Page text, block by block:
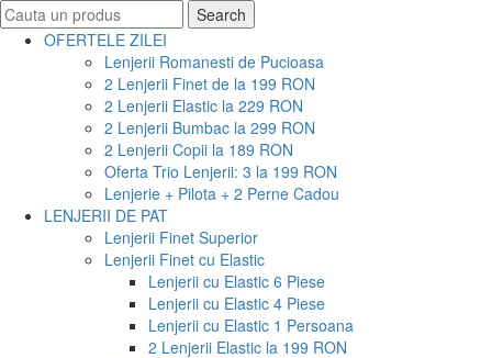
Search
for:
Search
OFERTELE ZILEI
Lenjerii Romanesti de Pucioasa
2 Lenjerii Finet de la 199 RON
2 Lenjerii Elastic la 229 RON
2 Lenjerii Bumbac la 299 RON
2 Lenjerii Copii la 189 RON
Oferta Trio Lenjerii: 3 la 199 RON
Lenjerie + Pilota + 2 Perne Cadou
LENJERII DE PAT
Lenjerii Finet Superior
Lenjerii Finet cu Elastic
Lenjerii cu Elastic 6 Piese
Lenjerii cu Elastic 4 Piese
Lenjerii cu Elastic 1 Persoana
2 Lenjerii Elastic la 199 RON